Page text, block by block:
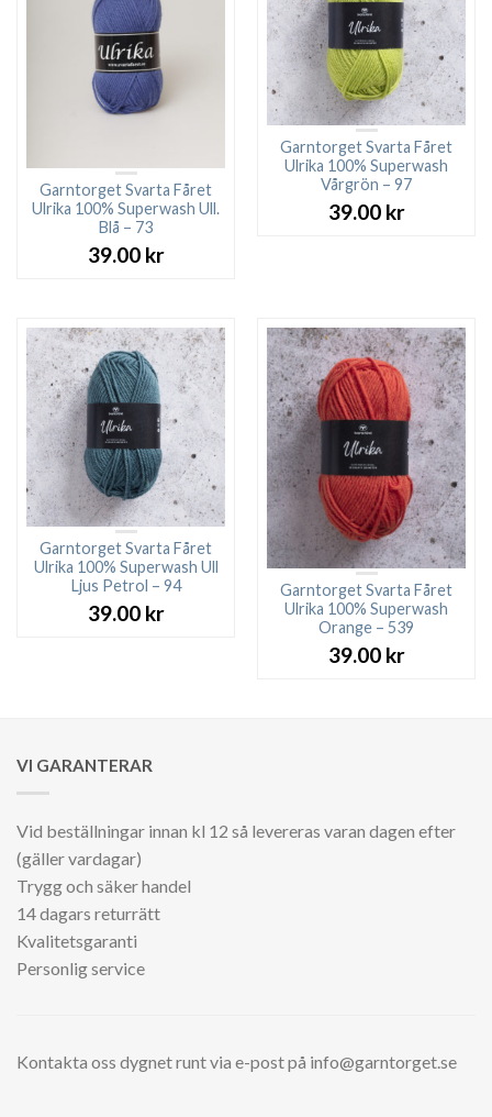
Garntorget Svarta Fåret
Ulrika 100% Superwash Ull.
Blå – 73
39.00 kr
Garntorget Svarta Fåret
Ulrika 100% Superwash
Vårgrön – 97
39.00 kr
Garntorget Svarta Fåret
Ulrika 100% Superwash Ull
Ljus Petrol – 94
39.00 kr
Garntorget Svarta Fåret
Ulrika 100% Superwash
Orange – 539
39.00 kr
VI GARANTERAR
Vid beställningar innan kl 12 så levereras varan dagen efter
(gäller vardagar)
Trygg och säker handel
14 dagars returrätt
Kvalitetsgaranti
Personlig service
Kontakta oss dygnet runt via e-post på info@garntorget.se